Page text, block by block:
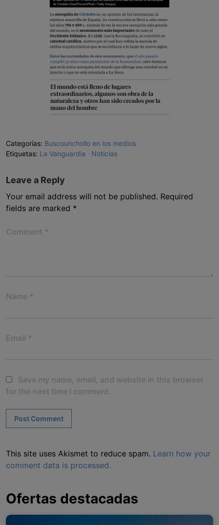
Categorías: Buscounchollo en los medios
Etiquetas: La Vanguardia Noticias
Leave a Reply
Your email address will not be published. Required
fields are marked *
Comment *
Name *
Email *
Save my name, email, and website in this browser
for the next time I comment.
This site uses Akismet to reduce spam. Learn how your
comment data is processed.
Ofertas destacadas